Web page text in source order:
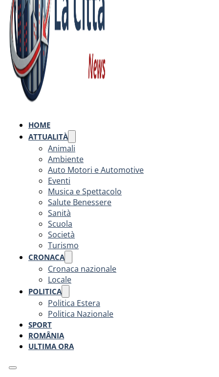
HOME
ATTUALITÀ
Animali
Ambiente
Auto Motori e Automotive
Eventi
Musica e Spettacolo
Salute Benessere
Sanità
Scuola
Società
Turismo
CRONACA
Cronaca nazionale
Locale
POLITICA
Politica Estera
Politica Nazionale
SPORT
ROMÂNIA
ULTIMA ORA